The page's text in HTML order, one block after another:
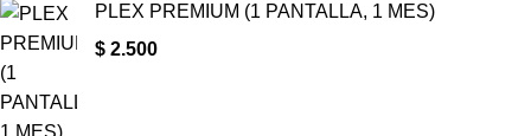
PLEX PREMIUM (1 PANTALLA, 1 MES)
$ 2.500